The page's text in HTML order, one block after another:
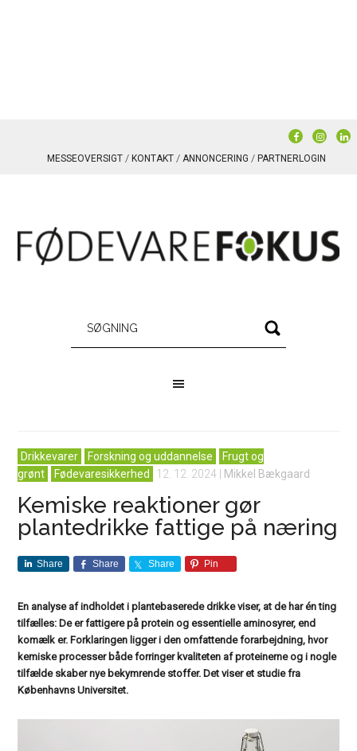
MESSEOVERSIGT KONTAKT ANNONCERING PARTNERLOGIN
Drikkevarer Forskning og uddannelse
Frugt og
grønt
Fødevaresikkerhed 12. 12. 2024 Mikkel Bækgaard
Kemiske reaktioner gør
plantedrikke fattige på næring
Share Share Share Pin
En analyse af indholdet i plantebaserede drikke viser, at de har én ting
tilfælles: De er fattigere på protein og essentielle aminosyrer, end
komælk er. Forklaringen ligger i den omfattende forarbejdning, hvor
kemiske processer både forringer kvaliteten af proteinerne og i nogle
tilfælde skaber nye bekymrende stoffer. Det viser et studie fra
Københavns Universitet.